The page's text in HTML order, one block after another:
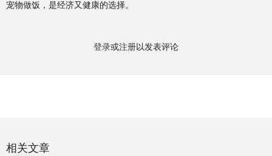
宠物做饭，是经济又健康的选择。
登录或注册以发表评论
相关文章